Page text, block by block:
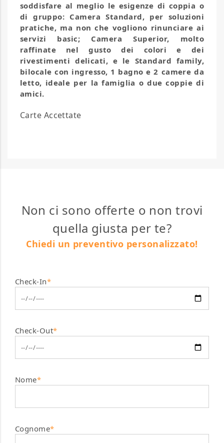
soddisfare al meglio le esigenze di coppia o
di gruppo: Camera Standard, per soluzioni
pratiche, ma non che vogliono rinunciare ai
servizi basic; Camera Superior, molto
raffinate nel gusto dei colori e dei
rivestimenti delicati, e le Standard family,
bilocale con ingresso, 1 bagno e 2 camere da
letto, ideale per la famiglia o due coppie di
amici.
Carte Accettate
Non ci sono offerte o non trovi
quella giusta per te?
Chiedi un preventivo personalizzato!
Check-In*
Check-Out*
Nome*
Cognome*